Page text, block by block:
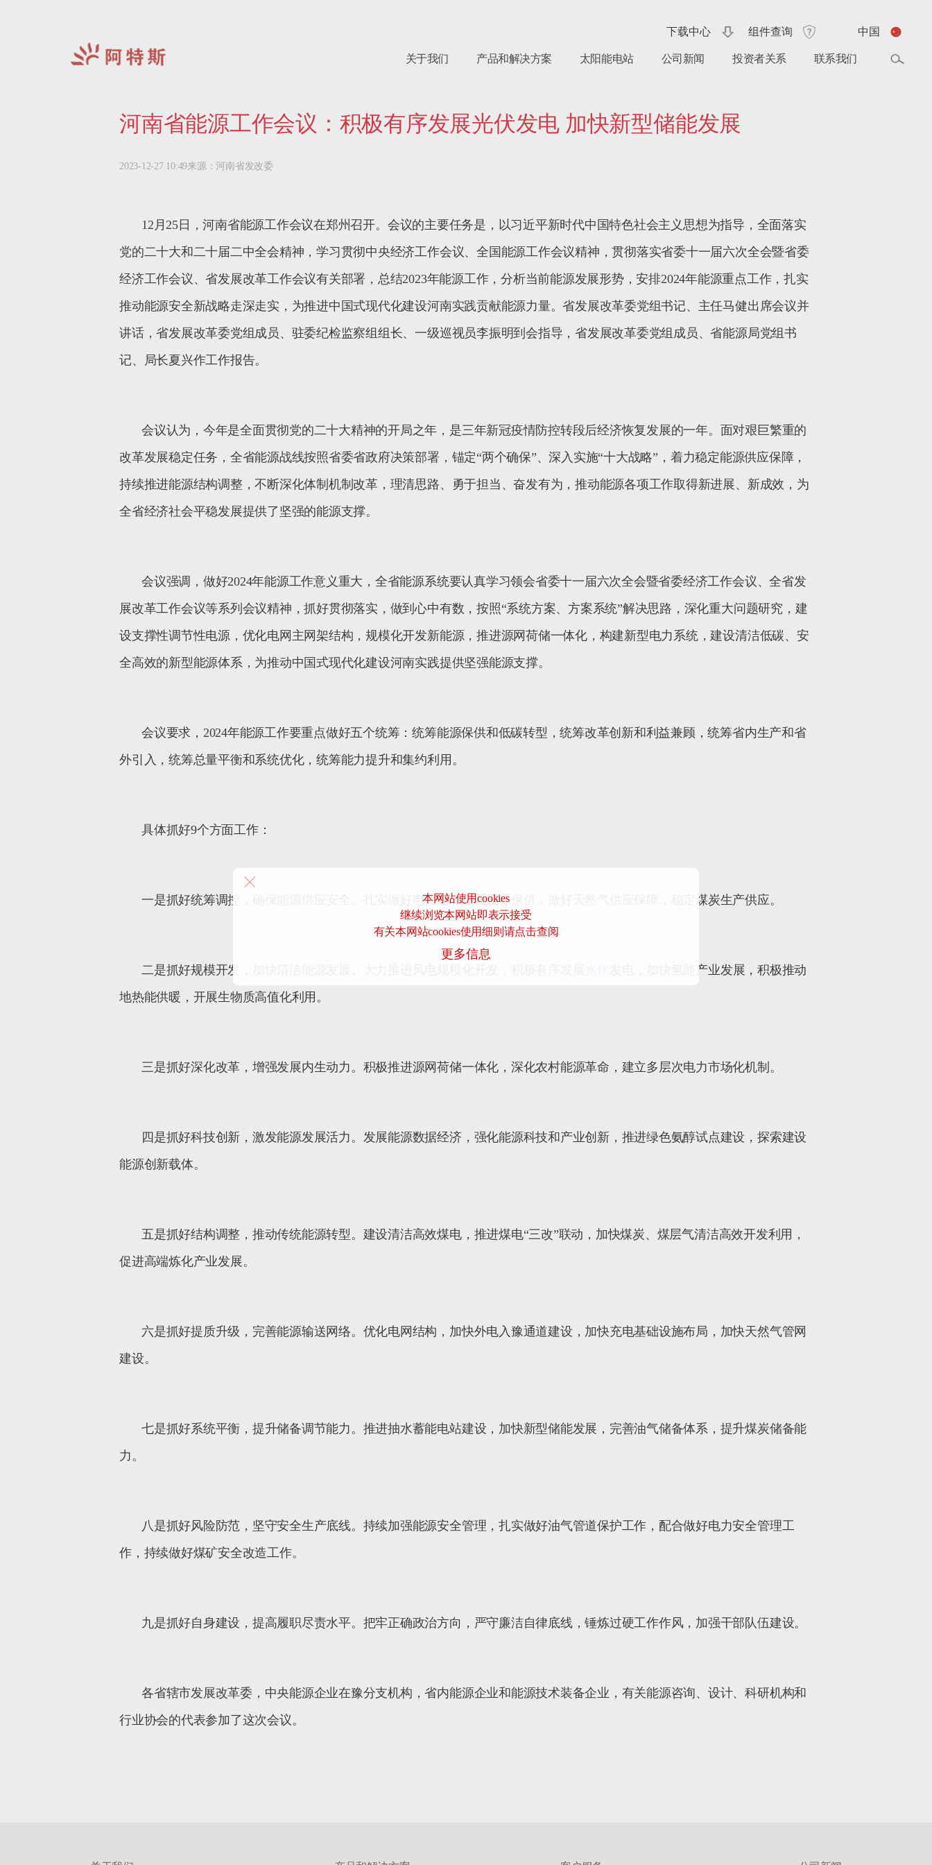
本网站使用cookies
继续浏览本网站即表示接受
有关本网站cookies使用细则请点击查阅
更多信息
关于我们 产品和解决方案 太阳能电站 公司新闻 投资者关系 联系我们
中国
组件查询
下载中心
河南省能源工作会议：积极有序发展光伏发电 加快新型储能发展
2023-12-27 10:49来源：河南省发改委
12 月 25日，河南省能源工作会议在郑州召开。会议的主要任务是，以习近平新时代中国特色社会主义思想为指导，全面落实
党的二十大和二十届二中全会精神，学习贯彻中央经济工作会议、全国能源工作会议精神，贯彻落实省委十一届六次全会暨省委
经济工作会议、省发展改革工作会议有关部署，总结2023年能源工作，分析当前能源发展形势，安排2024年能源重点工作，扎实
推动能源安全新战略走深走实，为推进中国式现代化建设河南实践贡献能源力量。省发展改革委党组书记、主任马健出席会议并
讲话，省发展改革委党组成员、驻委纪检监察组组长、一级巡视员李振明到会指导，省发展改革委党组成员、省能源局党组书
记、局长夏兴作工作报告。
会议认为，今年是全面贯彻党的二十大精神的开局之年，是三年新冠疫情防控转段后经济恢复发展的一年。面对艰巨繁重的
改革发展稳定任务，全省能源战线按照省委省政府决策部署，锚定“两个确保”、深入实施“十大战略” ，着力稳定能源供应保障，
持续推进能源结构调整，不断深化体制机制改革，理清思路、勇于担当、奋发有为，推动能源各项工作取得新进展、新成效，为
全省经济社会平稳发展提供了坚强的能源支撑。
会议强调，做好2024年能源工作意义重大，全省能源系统要认真学习领会省委十一届六次全会暨省委经济工作会议、全省发
展改革工作会议等系列会议精神，抓好贯彻落实，做到心中有数，按照“系统方案、方案系统”解决思路，深化重大问题研究，建
设支撑性调节性电源，优化电网主网架结构，规模化开发新能源，推进源网荷储一体化，构建新型电力系统，建设清洁低碳、安
全高效的新型能源体系，为推动中国式现代化建设河南实践提供坚强能源支撑。
会议要求， 2024年能源工作要重点做好五个统筹：统筹能源保供和低碳转型，统筹改革创新和利益兼顾，统筹省内生产和省
外引入，统筹总量平衡和系统优化，统筹能力提升和集约利用。
具体抓好9个方面工作：
一是抓好统筹调控，确保能源供应安全。扎实做好电力迎峰度夏度冬保供，做好天然气供应保障，稳定煤炭生产供应。
二是抓好规模开发，加快清洁能源发展。大力推进风电规模化开发，积极有序发展
发电，加快氢能产业发展，积极推动
地热能供暖，开展生物质高值化利用。
三是抓好深化改革，增强发展内生动力。积极推进源网荷储一体化，深化农村能源革命，建立多层次电力市场化机制。
四是抓好科技创新，激发能源发展活力。发展能源数据经济，强化能源科技和产业创新，推进绿色氨醇试点建设，探索建设
能源创新载体。
五是抓好结构调整，推动传统能源转型。建设清洁高效煤电，推进煤电“三改”联动，加快煤炭、煤层气清洁高效开发利用，
促进高端炼化产业发展。
六是抓好提质升级，完善能源输送网络。优化电网结构，加快外电入豫通道建设，加快充电基础设施布局，加快天然气管网
建设。
七是抓好系统平衡，提升储备调节能力。推进抽水蓄能电站建设，加快新型储能发展，完善油气储备体系，提升煤炭储备能
力。
八是抓好风险防范，坚守安全生产底线。持续加强能源安全管理，扎实做好油气管道保护工作，配合做好电力安全管理工
作，持续做好煤矿安全改造工作。
九是抓好自身建设，提高履职尽责水平。把牢正确政治方向，严守廉洁自律底线，锤炼过硬工作作风，加强干部队伍建设。
各省辖市发展改革委，中央能源企业在豫分支机构，省内能源企业和能源技术装备企业，有关能源咨询、设计、科研机构和
行业协会的代表参加了这次会议。